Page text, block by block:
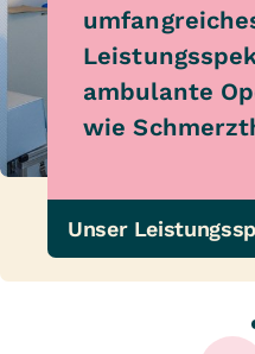
ambulante
wie
Unser